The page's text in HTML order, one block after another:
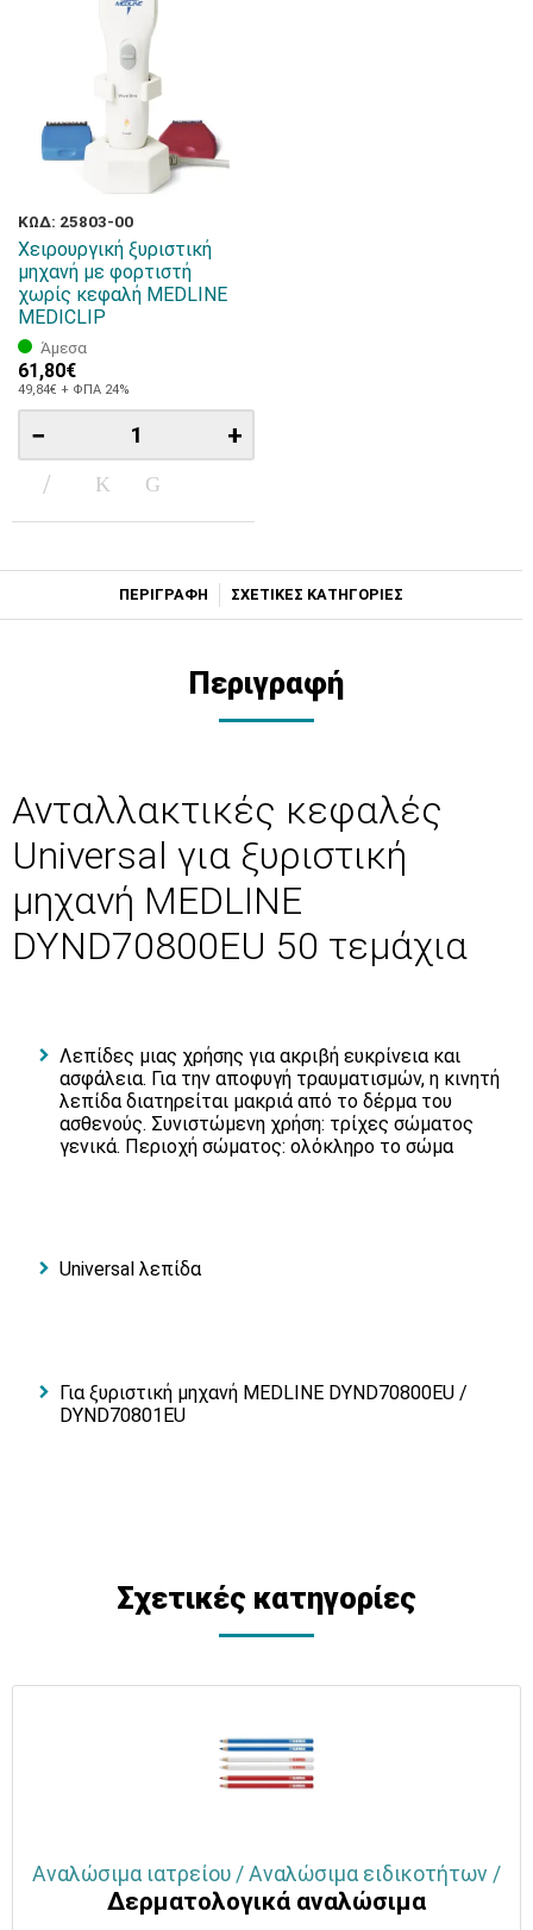
ΚΩΔ: 25803-00
Χειρουργική ξυριστική
μηχανή με φορτιστή
χωρίς κεφαλή MEDLINE
MEDICLIP
Άμεσα
61,80€
49,84€ + ΦΠΑ 24%
− +
ΠΕΡΙΓΡΑΦΗ ΣΧΕΤΙΚΕΣ ΚΑΤΗΓΟΡΙΕΣ
Περιγραφή
Ανταλλακτικές κεφαλές
Universal για ξυριστική
μηχανή MEDLINE
DYND70800EU 50 τεμάχια
Λεπίδες μιας χρήσης για ακριβή ευκρίνεια και
ασφάλεια. Για την αποφυγή τραυματισμών, η κινητή
λεπίδα διατηρείται μακριά από το δέρμα του
ασθενούς. Συνιστώμενη χρήση: τρίχες σώματος
γενικά. Περιοχή σώματος: ολόκληρο το σώμα
Universal λεπίδα
Για ξυριστική μηχανή MEDLINE DYND70800EU /
DYND70801EU
Σχετικές κατηγορίες
Αναλώσιμα ιατρείου / Αναλώσιμα ειδικοτήτων /
Δερματολογικά αναλώσιμα